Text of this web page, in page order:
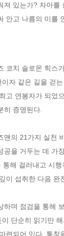
져 있는가? 자아
안고 나름의 미를
코치 솔로몬 힉스
이자 같은 길을 걷
고 연봉자가 되었
히 증명된다.
맨의 21가지 실천
공을 거두는 데 가
통해 걸러내고 시
이 섭취한 다음
하며 점검을 통해
이 단순히 읽기만
련되어 있다. 통